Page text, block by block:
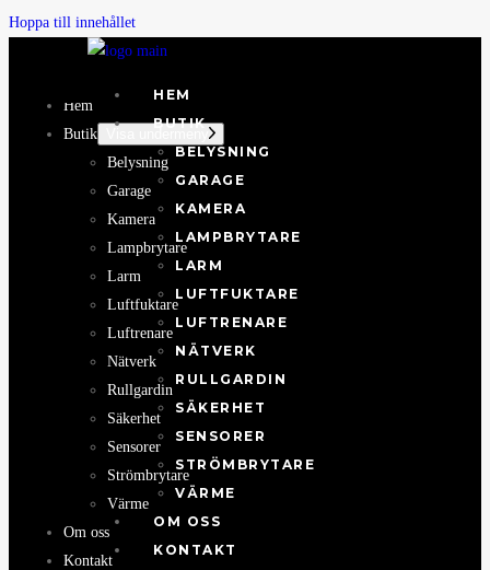
Hoppa till innehållet
HEM
BUTIK
BELYSNING
GARAGE
KAMERA
LAMPBRYTARE
LARM
LUFTFUKTARE
LUFTRENARE
NÄTVERK
RULLGARDIN
SÄKERHET
SENSORER
STRÖMBRYTARE
VÄRME
OM OSS
KONTAKT
Hem
Butik
Belysning
Garage
Kamera
Lampbrytare
Larm
Luftfuktare
Luftrenare
Nätverk
Rullgardin
Säkerhet
Sensorer
Strömbrytare
Värme
Om oss
Kontakt